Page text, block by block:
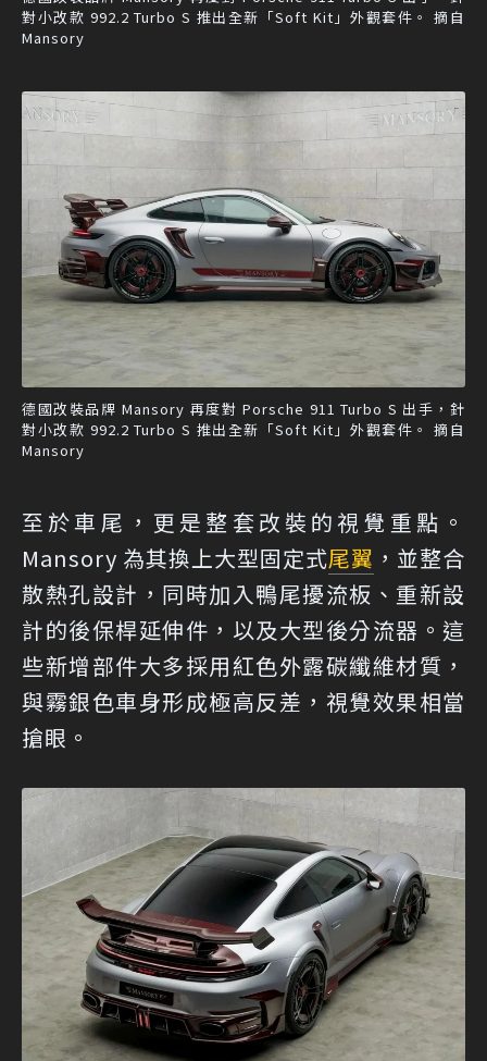
對小改款 992.2 Turbo S 推出全新「Soft Kit」外觀套件。 摘自
Mansory
德國改裝品牌 Mansory 再度對 Porsche 911 Turbo S 出手，針
對小改款 992.2 Turbo S 推出全新「Soft Kit」外觀套件。 摘自
Mansory
至於車尾，更是整套改裝的視覺重點。
Mansory 為其換上大型固定式尾翼 ，並整合
散熱孔設計，同時加入鴨尾擾流板、重新設
計的後保桿延伸件，以及大型後分流器。這
些新增部件大多採用紅色外露碳纖維材質，
與霧銀色車身形成極高反差，視覺效果相當
搶眼。